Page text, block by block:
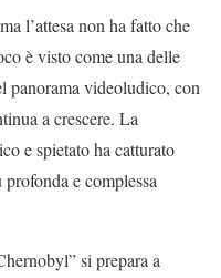
l’attesa non ha fatto che
è visto come una delle
panorama videoludico, con
a crescere. La
e spietato ha catturato
e complessa
si prepara a